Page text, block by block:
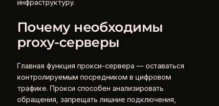
инфраструктуру.
Почему необходимы
proxy-серверы
Главная функция прокси-сервера — оставаться
контролируемым посредником в цифровом
трафике. Прокси способен анализировать
обращения, запрещать лишние подключения,